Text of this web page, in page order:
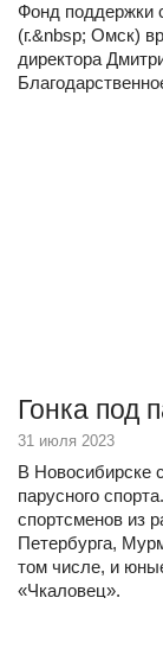
Фонд поддержки
(г.&nbsp; Омск)
директора
Гонка под
31 июля 2023
В Новосибирске
парусного
спортсменов из
Петербурга,
том числе, и
«Чкаловец».